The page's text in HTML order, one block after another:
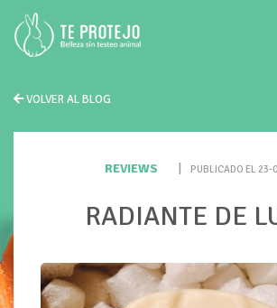
VOLVER AL BLOG
REVIEWS PUBLICADO EL 23-
RADIANTE DE